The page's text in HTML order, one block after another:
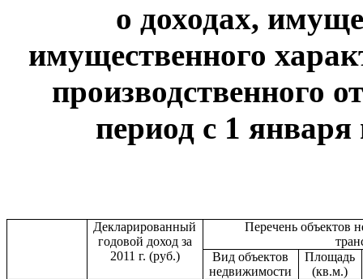
о доходах,
имущественного
производственного
период с 1 января
Декларированный
годовой доход за
2011 г. (руб.)
Перечень объектов
Вид объектов
недвижимости
Площадь
(кв.м.)